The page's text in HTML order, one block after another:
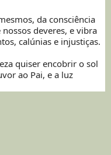
da consciência
deveres, e vibra
calúnias e injustiças.
quiser encobrir o sol
ao Pai, e a luz